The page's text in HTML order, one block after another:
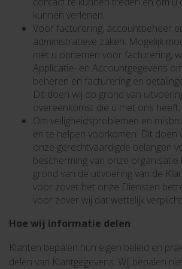
kunnen verlenen.
Voor facturering, accountbeheer
administratieve zaken. Mogelijk
met u opnemen voor facturering,
Applicatie- en Accountgegevens
beheren en facturering en
Dit doen wij op grond van
overeenkomst die u met ons heeft.
Om veiligheidsproblemen en
en te helpen voorkomen. Dit doen
onze gerechtvaardigde belangen
bescherming van onze
grond van de uitvoering van de
voor zover het onze Diensten
voor zover wij dat wettelijk
Hoe wij informatie delen
Klanten bepalen hun eigen beleid en
delen van Klantgegevens. Wij bepalen